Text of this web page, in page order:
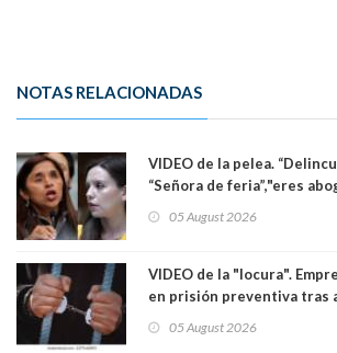
NOTAS RELACIONADAS
VIDEO de la pelea.
“Señora de feria”,"eres
senadoras Camila Flores y
05 August 2026
VIDEO de la "locura".
en prisión preventiva tras
Los persiguió en potente
05 August 2026